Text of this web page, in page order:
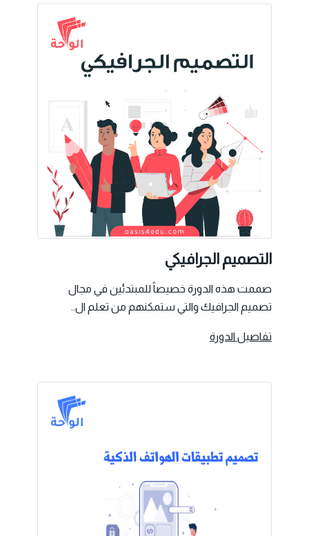
التصميم الجرافيكي
صممت هذه الدورة خصيصاً للمبتدئين في مجال
تصميم الجرافيك والتي ستمكنهم من تعلم ال..
تفاصيل الدورة